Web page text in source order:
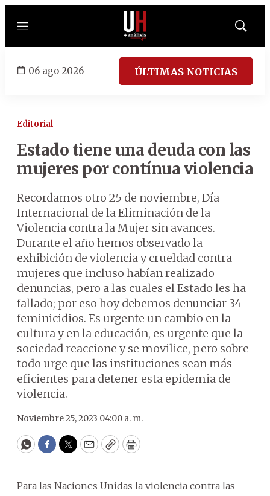
Menú
Mostrar
06 ago 2026 ÚLTIMAS NOTICIAS
Editorial
Estado tiene una deuda con las
mujeres por contínua violencia
Recordamos otro 25 de noviembre, Día
Internacional de la Eliminación de la
Violencia contra la Mujer sin avances.
Durante el año hemos observado la
exhibición de violencia y crueldad contra
mujeres que incluso habían realizado
denuncias, pero a las cuales el Estado les ha
fallado; por eso hoy debemos denunciar 34
feminicidios. Es urgente un cambio en la
cultura y en la educación, es urgente que la
sociedad reaccione y se movilice, pero sobre
todo urge que las instituciones sean más
eficientes para detener esta epidemia de
violencia.
Noviembre 25, 2023 04:00 a. m.
WhatsApp
Facebook
Twitter
EmailCopyPrint
Para las Naciones Unidas la violencia contra las